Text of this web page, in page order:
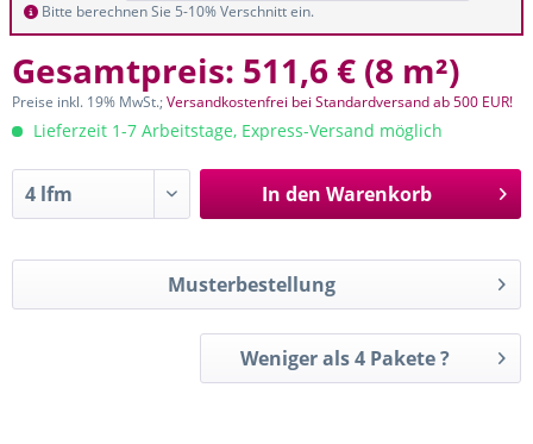
Bitte berechnen Sie 5-10% Verschnitt ein.
Gesamtpreis: 511,6 € (8 m²)
Preise inkl. 19% MwSt.;Versandkostenfrei bei Standardversand ab 500 EUR!
Lieferzeit 1-7 Arbeitstage, Express-Versand möglich
In den Warenkorb
Musterbestellung
Weniger als 4 Pakete ?